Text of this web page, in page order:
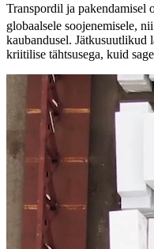
Transpordil ja pakendamisel
globaalsele soojenemisele,
kaubandusel. Jätkusuutlikud
kriitilise tähtsusega, kuid